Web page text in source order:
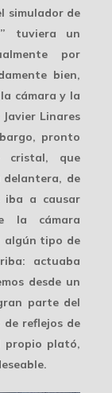
simulador de
tuviera un
por
bien,
cámara y la
Linares
pronto
cristal, que
de
iba a causar
la cámara
algún tipo de
actuaba
desde un
parte del
reflejos de
propio plató,